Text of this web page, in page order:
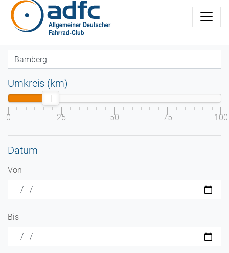
Umkreis (km)
0 25 50 75 100
Datum
Von
Bis